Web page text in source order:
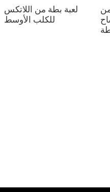
لعبة بطة من اللاتكس
للكلب الأوسط